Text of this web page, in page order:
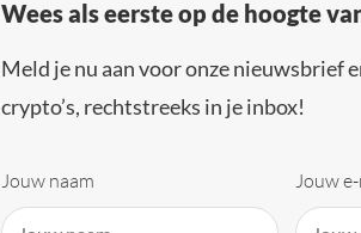
Wees als eerste op de hoogte
Meld je nu aan voor onze nieuwsbrief
crypto’s, rechtstreeks in je inbox!
Jouw naam Jouw